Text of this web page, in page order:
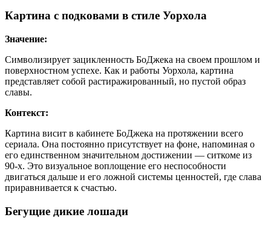
Картина с подковами в стиле Уорхола
Значение:
Символизирует зацикленность БоДжека на своем прошлом и
поверхностном успехе. Как и работы Уорхола, картина
представляет собой растиражированный, но пустой образ
славы.
Контекст:
Картина висит в кабинете БоДжека на протяжении всего
сериала. Она постоянно присутствует на фоне, напоминая о
его единственном значительном достижении — ситкоме из
90-х. Это визуальное воплощение его неспособности
двигаться дальше и его ложной системы ценностей, где слава
приравнивается к счастью.
Бегущие дикие лошади